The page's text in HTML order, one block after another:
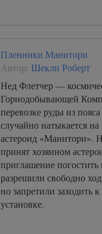
Пленники Манитори
Автор: Шекли Роберт
Нед Флетчер —
Горнодобывающей
перевозке руды из
случайно натыкается
астероид «Манитори».
принят хозяином
приглашение
разрешили свободно
но запретили заходить
установке.